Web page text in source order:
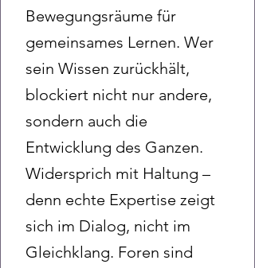
Bewegungsräume für
gemeinsames Lernen. Wer
sein Wissen zurückhält,
blockiert nicht nur andere,
sondern auch die
Entwicklung des Ganzen.
Widersprich mit Haltung –
denn echte Expertise zeigt
sich im Dialog, nicht im
Gleichklang. Foren sind